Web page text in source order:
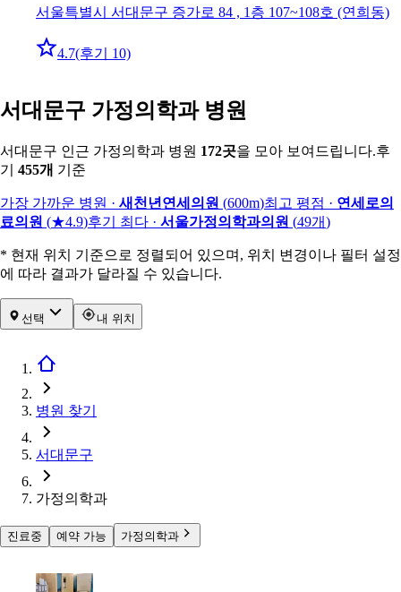
서울특별시 서대문구 증가로 84 , 1층 107~108호 (연희동)
4.7(후기 10)
서대문구 가정의학과 병원
서대문구 인근 가정의학과 병원 172곳을 모아 보여드립니다.후
기
455개 기준
가장 가까운 병원 · 새천년연세의원 (600m)최고 평점 · 연세로의
료의원 (★4.9)후기 최다 · 서울가정의학과의원 (49개)
* 현재 위치 기준으로 정렬되어 있으며, 위치 변경이나 필터 설정
에 따라 결과가 달라질 수 있습니다.
선택 내 위치
병원 찾기
서대문구
가정의학과
진료중 예약 가능 가정의학과